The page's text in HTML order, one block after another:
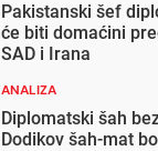
Pakistanski šef
će biti domaćini
SAD i Irana
ANALIZA
Diplomatski šah
Dodikov šah-mat